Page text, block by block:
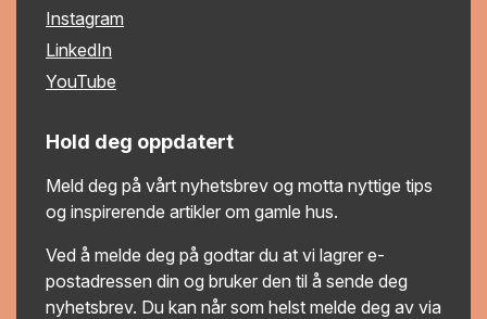
Instagram
LinkedIn
YouTube
Hold deg oppdatert
Meld deg på vårt nyhetsbrev og motta nyttige tips
og inspirerende artikler om gamle hus.
Ved å melde deg på godtar du at vi lagrer e-
postadressen din og bruker den til å sende deg
nyhetsbrev. Du kan når som helst melde deg av via